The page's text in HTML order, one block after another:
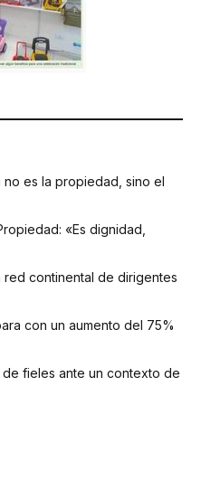
no es la propiedad, sino el
«Es dignidad,
red continental de dirigentes
con un aumento del 75%
fieles ante un contexto de